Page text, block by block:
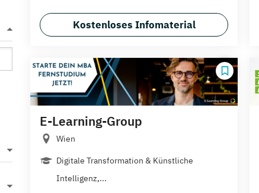
Kostenloses Infomaterial
E-Learning-Group
Wien
Digitale Transformation & Künstliche
Intelligenz,...